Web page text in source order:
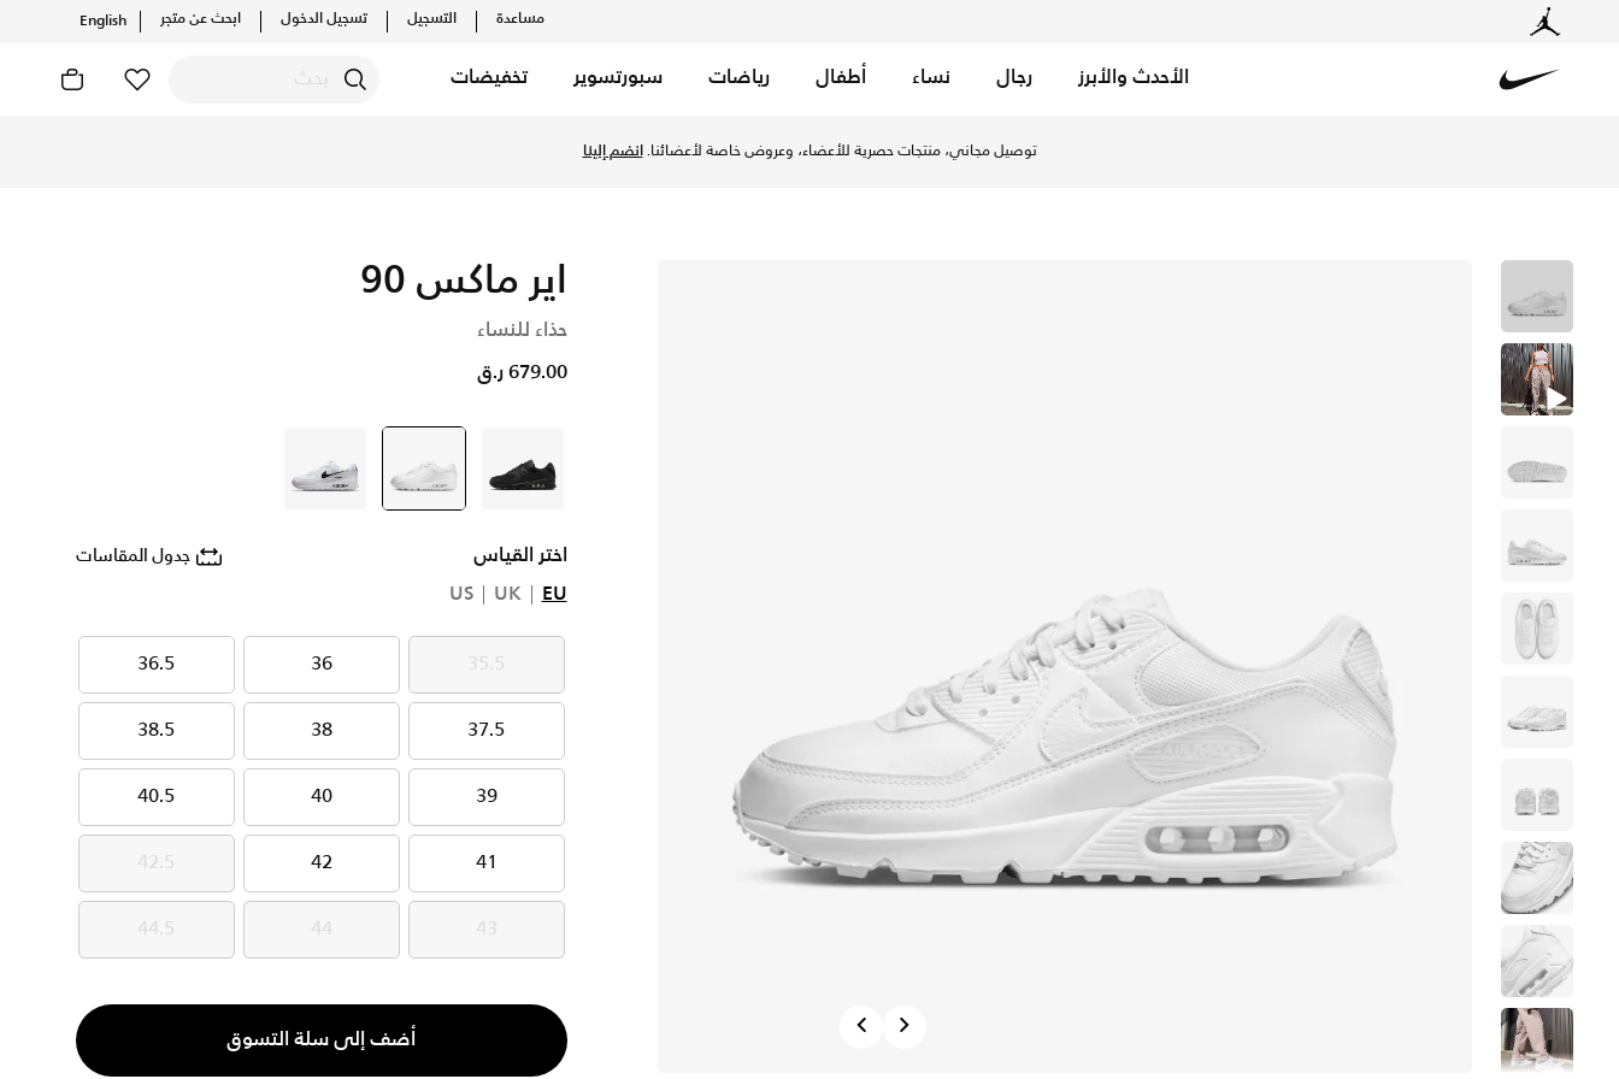
مساعدة التسجيل تسجيل الدخول ابحث عن متجر English
الأحدث والأبرز رجال نساء أطفال رياضات سبورتسوير تخفيضات
توصيل مجاني، منتجات حصرية للأعضاء، وعروض خاصة لأعضائنا.انضم إلينا
Next
اير ماكس 90
حذاء للنساء
679.00 ر.ق
أسود selected
أبيض أبيض
اختر القياس جدول المقاسات
EU
UK
US
35.5
35.5
36
36
36.5
36.5
37.5
37.5
38
38
38.5
38.5
39
39
40
40
40.5
40.5
41
41
42
42
42.5
42.5
43
43
44
44
44.5
44.5
الكمية
1
أضف إلى سلة التسوق